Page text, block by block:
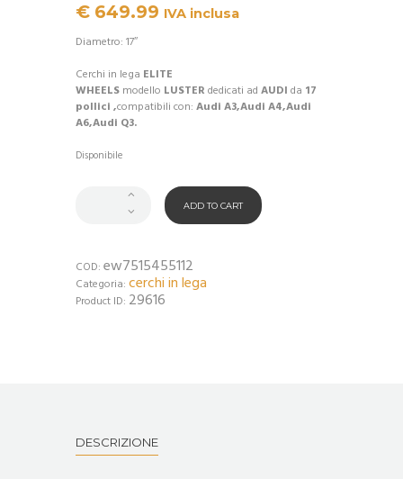
€ 649.99 IVA inclusa
Diametro: 17″
Cerchi in lega ELITE
WHEELS modello LUSTER dedicati ad AUDI da 17
pollici ,compatibili con: Audi A3,Audi A4,Audi
A6,Audi Q3.
Disponibile
ADD TO CART
COD: ew7515455112
Categoria: cerchi in lega
Product ID: 29616
DESCRIZIONE